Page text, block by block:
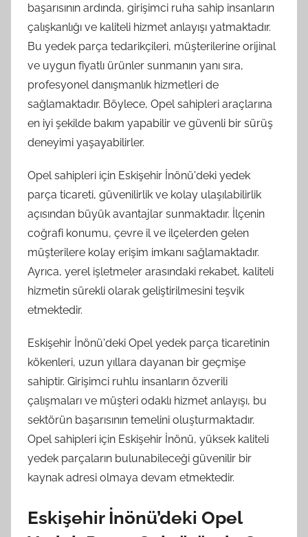
başarısının ardında, girişimci ruha sahip insanların
çalışkanlığı ve kaliteli hizmet anlayışı yatmaktadır.
Bu yedek parça tedarikçileri, müşterilerine orijinal
ve uygun fiyatlı ürünler sunmanın yanı sıra,
profesyonel danışmanlık hizmetleri de
sağlamaktadır. Böylece, Opel sahipleri araçlarına
en iyi şekilde bakım yapabilir ve güvenli bir sürüş
deneyimi yaşayabilirler.
Opel sahipleri için Eskişehir İnönü'deki yedek
parça ticareti, güvenilirlik ve kolay ulaşılabilirlik
açısından büyük avantajlar sunmaktadır. İlçenin
coğrafi konumu, çevre il ve ilçelerden gelen
müşterilere kolay erişim imkanı sağlamaktadır.
Ayrıca, yerel işletmeler arasındaki rekabet, kaliteli
hizmetin sürekli olarak geliştirilmesini teşvik
etmektedir.
Eskişehir İnönü'deki Opel yedek parça ticaretinin
kökenleri, uzun yıllara dayanan bir geçmişe
sahiptir. Girişimci ruhlu insanların özverili
çalışmaları ve müşteri odaklı hizmet anlayışı, bu
sektörün başarısının temelini oluşturmaktadır.
Opel sahipleri için Eskişehir İnönü, yüksek kaliteli
yedek parçaların bulunabileceği güvenilir bir
kaynak adresi olmaya devam etmektedir.
Eskişehir İnönü’deki Opel